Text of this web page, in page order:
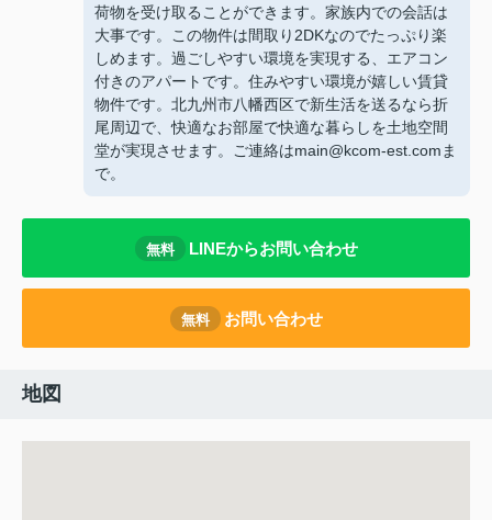
荷物を受け取ることができます。家族内での会話は
大事です。この物件は間取り2DKなのでたっぷり楽
しめます。過ごしやすい環境を実現する、エアコン
付きのアパートです。住みやすい環境が嬉しい賃貸
物件です。北九州市八幡西区で新生活を送るなら折
尾周辺で、快適なお部屋で快適な暮らしを土地空間
堂が実現させます。ご連絡はmain@kcom-est.comま
で。
無料 LINEからお問い合わせ
無料 お問い合わせ
地図